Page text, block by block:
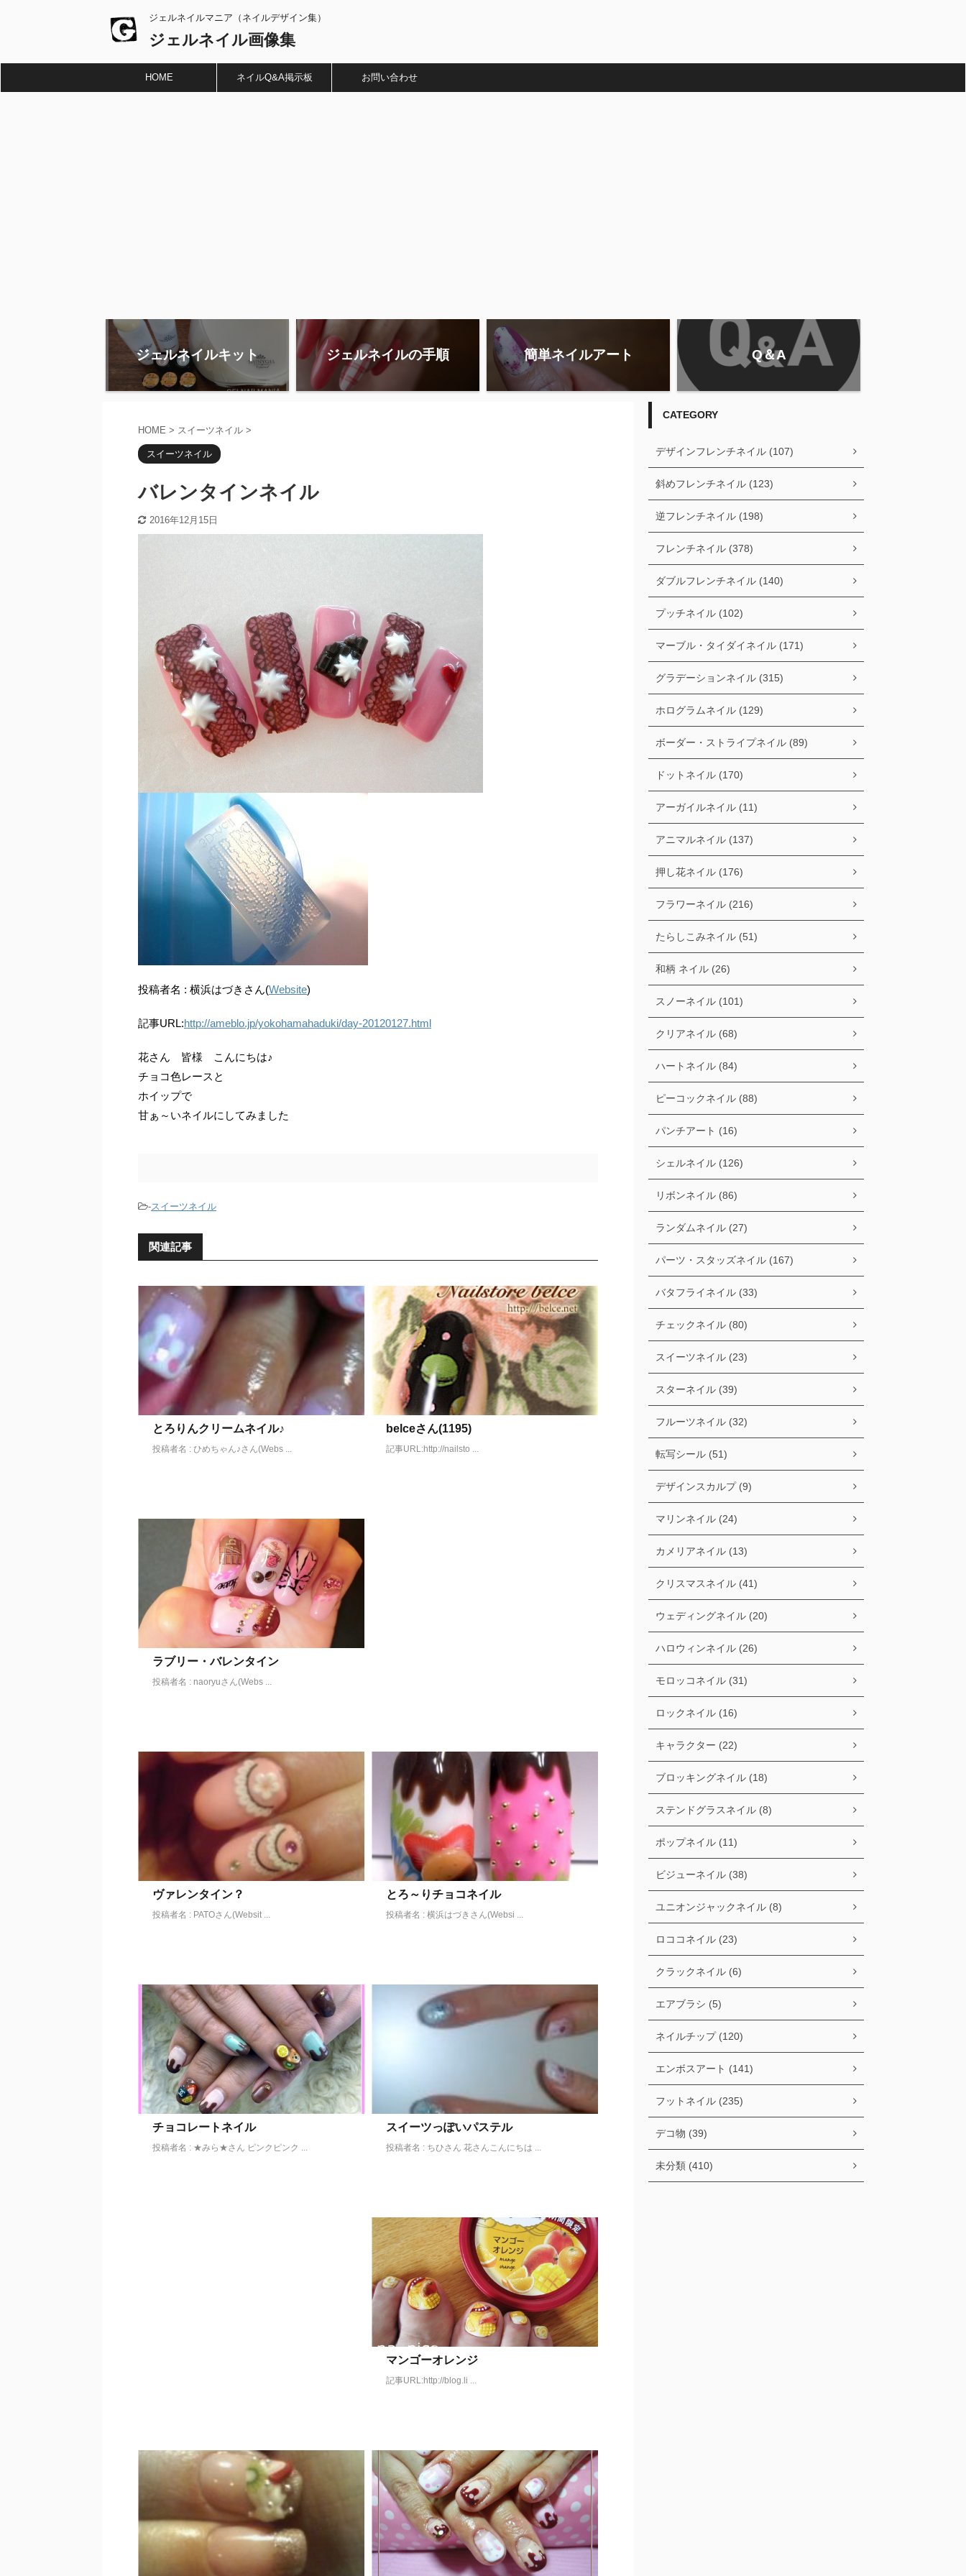
ジェルネイルマニア（ネイルデザイン集）
ジェルネイル画像集
HOME ネイルQ&A掲示板 お問い合わせ
ジェルネイルキット ジェルネイルの手順 簡単ネイルアート Q＆A
HOME > スイーツネイル >
スイーツネイル
バレンタインネイル
2016年12月15日
投稿者名 : 横浜はづきさん(Website)
記事URL:http://ameblo.jp/yokohamahaduki/day-20120127.html
花さん 皆様 こんにちは♪
チョコ色レースと
ホイップで
甘ぁ～いネイルにしてみました
-スイーツネイル
関連記事
とろりんクリームネイル♪
投稿者名 : ひめちゃん♪さん(Webs ...
belceさん(1195)
記事URL:http://nailsto ...
ラブリー・バレンタイン
投稿者名 : naoryuさん(Webs ...
ヴァレンタイン？
投稿者名 : PATOさん(Websit ...
とろ～りチョコネイル
投稿者名 : 横浜はづきさん(Websi ...
チョコレートネイル
投稿者名 : ★みら★さん ピンクピンク ...
スイーツっぽいパステル
投稿者名 : ちひさん 花さんこんにちは ...
マンゴーオレンジ
記事URL:http://blog.li ...
CATEGORY
デザインフレンチネイル (107)
斜めフレンチネイル (123)
逆フレンチネイル (198)
フレンチネイル (378)
ダブルフレンチネイル (140)
プッチネイル (102)
マーブル・タイダイネイル (171)
グラデーションネイル (315)
ホログラムネイル (129)
ボーダー・ストライプネイル (89)
ドットネイル (170)
アーガイルネイル (11)
アニマルネイル (137)
押し花ネイル (176)
フラワーネイル (216)
たらしこみネイル (51)
和柄 ネイル (26)
スノーネイル (101)
クリアネイル (68)
ハートネイル (84)
ピーコックネイル (88)
パンチアート (16)
シェルネイル (126)
リボンネイル (86)
ランダムネイル (27)
パーツ・スタッズネイル (167)
バタフライネイル (33)
チェックネイル (80)
スイーツネイル (23)
スターネイル (39)
フルーツネイル (32)
転写シール (51)
デザインスカルプ (9)
マリンネイル (24)
カメリアネイル (13)
クリスマスネイル (41)
ウェディングネイル (20)
ハロウィンネイル (26)
モロッコネイル (31)
ロックネイル (16)
キャラクター (22)
ブロッキングネイル (18)
ステンドグラスネイル (8)
ポップネイル (11)
ビジューネイル (38)
ユニオンジャックネイル (8)
ロココネイル (23)
クラックネイル (6)
エアブラシ (5)
ネイルチップ (120)
エンボスアート (141)
フットネイル (235)
デコ物 (39)
未分類 (410)